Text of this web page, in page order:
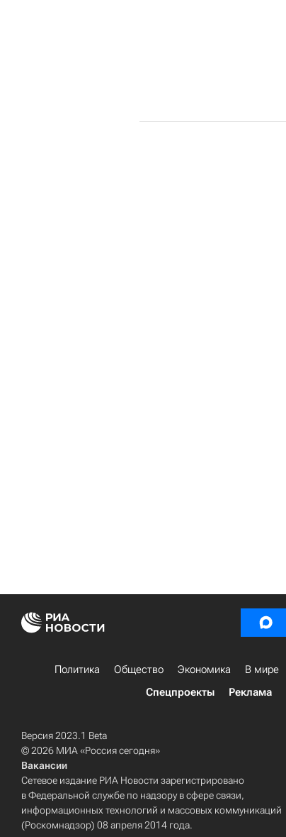
Политика Общество Экономика В мире
Спецпроекты
Реклама
Версия 2023.1 Beta
© 2026 МИА «Россия сегодня»
Вакансии
Сетевое издание РИА Новости зарегистрировано
в Федеральной службе по надзору в сфере связи,
информационных технологий и массовых коммуникаций
(Роскомнадзор) 08 апреля 2014 года.